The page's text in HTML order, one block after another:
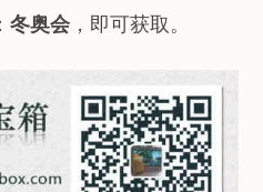
冬奥会 ，即可获取。